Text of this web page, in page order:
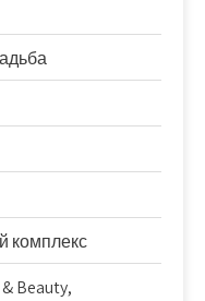
комплекс
Beauty,